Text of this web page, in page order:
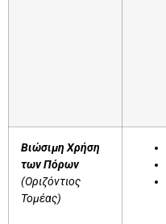
Βιώσιμη Χρήση
των Πόρων
(Οριζόντιος
Τομέας)